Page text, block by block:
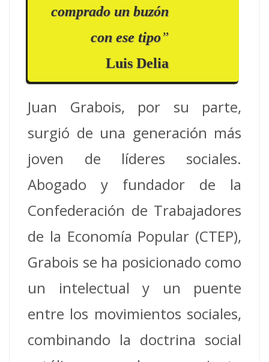
comprado un buzón
con ese tipo”
Luis Delia
Juan Grabois, por su parte,
surgió de una generación más
joven de líderes sociales.
Abogado y fundador de la
Confederación de Trabajadores
de la Economía Popular (CTEP),
Grabois se ha posicionado como
un intelectual y un puente
entre los movimientos sociales,
combinando la doctrina social